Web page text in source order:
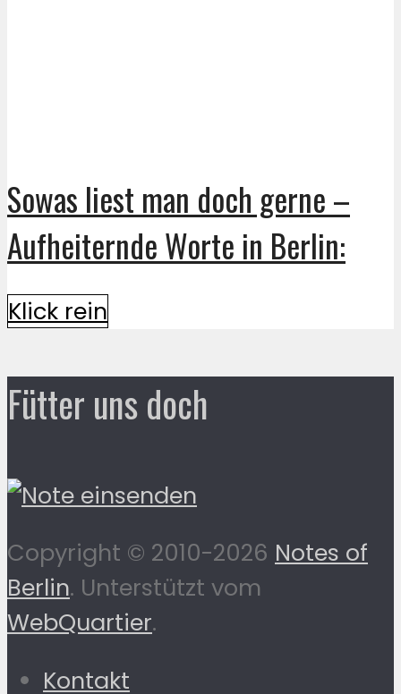
Sowas liest man doch gerne –
Aufheiternde Worte in Berlin:
Klick rein
Fütter uns doch
Copyright © 2010-2026 Notes of
Berlin. Unterstützt vom
WebQuartier.
Kontakt